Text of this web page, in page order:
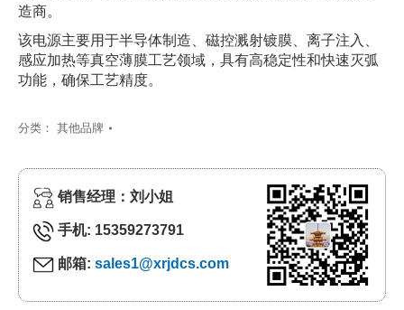
造商。
该电源主要用于半导体制造、磁控溅射镀膜、离子注入、
感应加热等真空薄膜工艺领域，具有高稳定性和快速灭弧
功能，确保工艺精度。
分类： 其他品牌
销售经理：刘小姐
手机: 15359273791
邮箱: sales1@xrjdcs.com